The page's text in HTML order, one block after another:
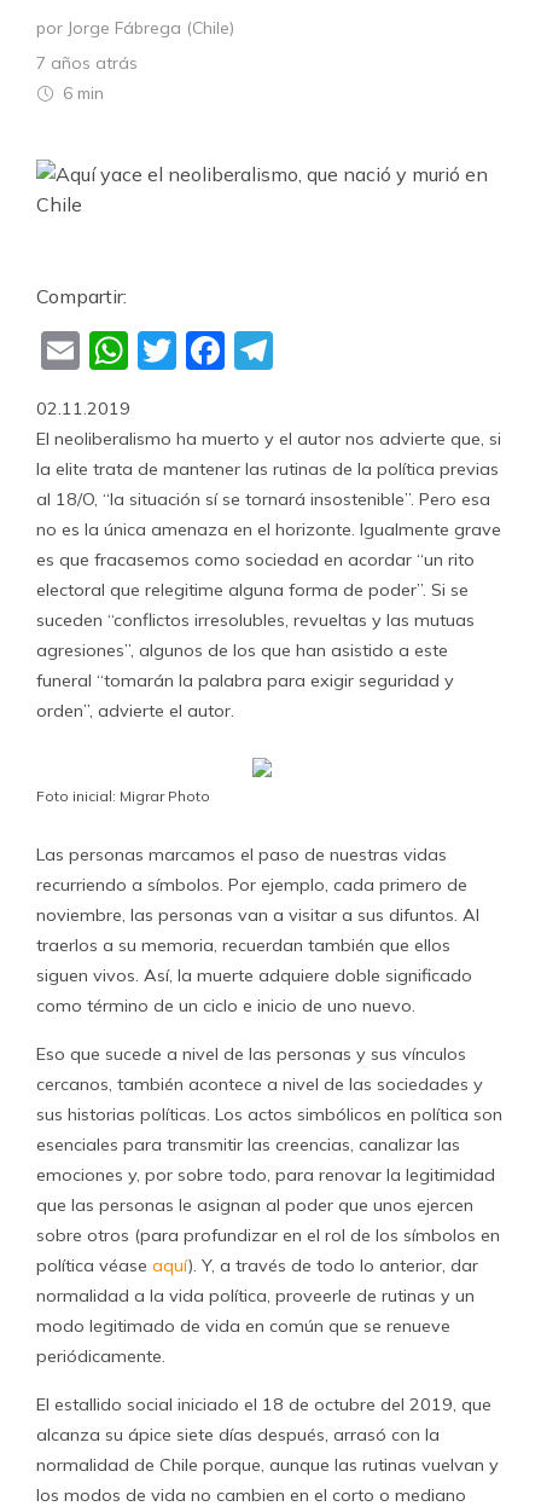
por Jorge Fábrega (Chile)
7 años atrás
6 min
Compartir:
EmailWhatsApp
TwitterFacebook
02.11.2019
El neoliberalismo ha muerto y el autor nos advierte que, si
la elite trata de mantener las rutinas de la política previas
al 18/O, “la situación sí se tornará insostenible”. Pero esa
no es la única amenaza en el horizonte. Igualmente grave
es que fracasemos como sociedad en acordar “un rito
electoral que relegitime alguna forma de poder”. Si se
suceden “conflictos irresolubles, revueltas y las mutuas
agresiones”, algunos de los que han asistido a este
funeral “tomarán la palabra para exigir seguridad y
orden”, advierte el autor.
Foto inicial: Migrar Photo
Las personas marcamos el paso de nuestras vidas
recurriendo a símbolos. Por ejemplo, cada primero de
noviembre, las personas van a visitar a sus difuntos. Al
traerlos a su memoria, recuerdan también que ellos
siguen vivos. Así, la muerte adquiere doble significado
como término de un ciclo e inicio de uno nuevo.
Eso que sucede a nivel de las personas y sus vínculos
cercanos, también acontece a nivel de las sociedades y
sus historias políticas. Los actos simbólicos en política son
esenciales para transmitir las creencias, canalizar las
emociones y, por sobre todo, para renovar la legitimidad
que las personas le asignan al poder que unos ejercen
sobre otros (para profundizar en el rol de los símbolos en
política véase aquí). Y, a través de todo lo anterior, dar
normalidad a la vida política, proveerle de rutinas y un
modo legitimado de vida en común que se renueve
periódicamente.
El estallido social iniciado el 18 de octubre del 2019, que
alcanza su ápice siete días después, arrasó con la
normalidad de Chile porque, aunque las rutinas vuelvan y
los modos de vida no cambien en el corto o mediano